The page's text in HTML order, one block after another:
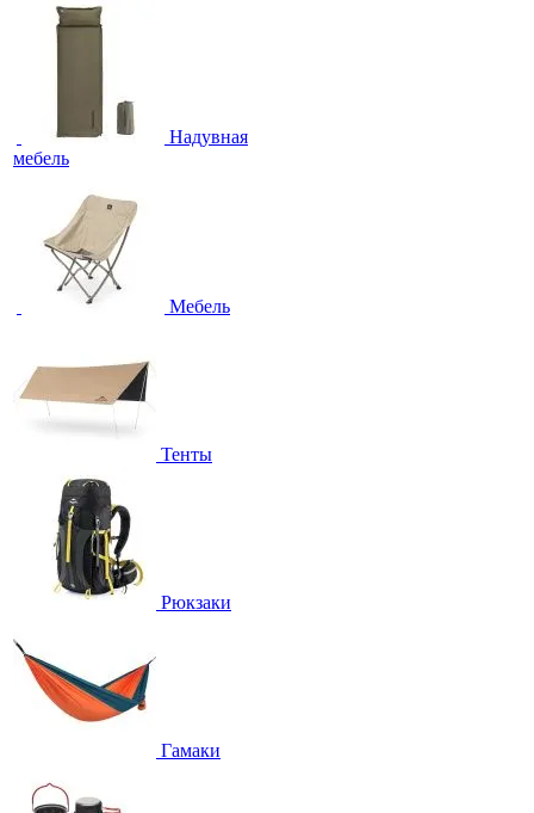
Надувная
мебель
Мебель
Тенты
Рюкзаки
Гамаки